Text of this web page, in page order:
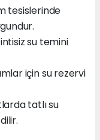
tesislerinde
su temini
için su rezervi
tatlı su